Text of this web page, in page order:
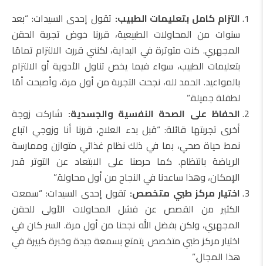
التزام كامل بتعليمات الطبيب: تقول إحدى السيدات: “بعد
سنوات من المحاولات الطبيعية، قررنا خوض تجربة الحقن
المجهري. كنت متوترة في البداية، لكنني قررت الالتزام تمامًا
بتعليمات الطبيب، سواء فيما يخص تناول الأدوية أو الالتزام
بالمواعيد. الحمد لله، نجحت التجربة من أول مرة، وأصبحت أمًا
لطفلة جميلة.”
الحفاظ على الصحة النفسية والجسدية: شاركت زوجة
أخرى تجربتها قائلة: “قبل بدء العلاج، قررنا أنا وزوجي اتباع
نمط حياة صحي، بما في ذلك نظام غذائي متوازن وممارسة
الرياضة بانتظام. كما حرصنا على الابتعاد عن التوتر قدر
الإمكان، وهذا ساعدنا في النجاح من أول محاولة.”
اختيار مركز طبي متخصص: تقول إحدى السيدات: “سمعت
الكثير من القصص عن فشل المحاولات الأولى للحقن
المجهري، ولكن بفضل الله نجحنا من أول مرة. السر كان في
اختيار مركز طبي متخصص يتمتع بسمعة جيدة وخبرة كبيرة في
هذا المجال.”